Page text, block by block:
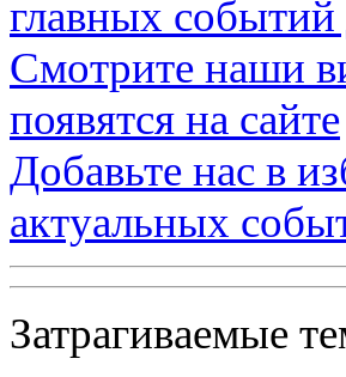
главных событий
Смотрите наши
появятся на сайте
Добавьте нас в
актуальных
Затрагиваемые